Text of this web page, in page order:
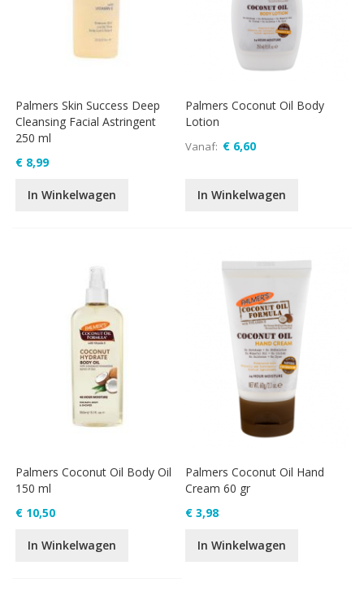
Palmers Skin Success Deep
Cleansing Facial Astringent
250 ml
€ 8,99
In Winkelwagen
Palmers Coconut Oil Body
Lotion
Vanaf € 6,60
In Winkelwagen
Palmers Coconut Oil Body Oil
150 ml
€ 10,50
In Winkelwagen
Palmers Coconut Oil Hand
Cream 60 gr
€ 3,98
In Winkelwagen